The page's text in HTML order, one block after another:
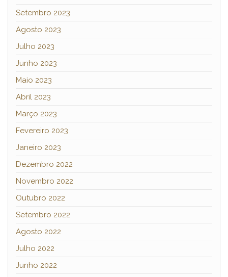
Setembro 2023
Agosto 2023
Julho 2023
Junho 2023
Maio 2023
Abril 2023
Março 2023
Fevereiro 2023
Janeiro 2023
Dezembro 2022
Novembro 2022
Outubro 2022
Setembro 2022
Agosto 2022
Julho 2022
Junho 2022